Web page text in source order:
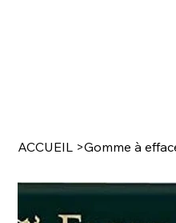
ACCUEIL >Gomme à